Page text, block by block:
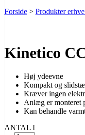
Forside > Produkter
Kinetico
Høj ydeevne
Kompakt og
Kræver ingen
Anlæg er monteret
Kan behandle
ANTAL I